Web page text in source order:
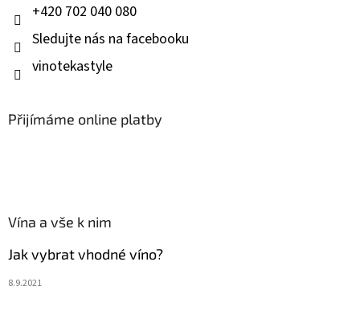
+420 702 040 080
Sledujte nás na facebooku
vinotekastyle
Přijímáme online platby
Vína a vše k nim
Jak vybrat vhodné víno?
8.9.2021